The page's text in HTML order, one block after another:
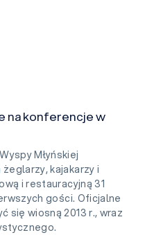
na konferencje w
Młyńskiej
kajakarzy i
i restauracyjną 31
gości. Oficjalne
się wiosną 2013 r., wraz